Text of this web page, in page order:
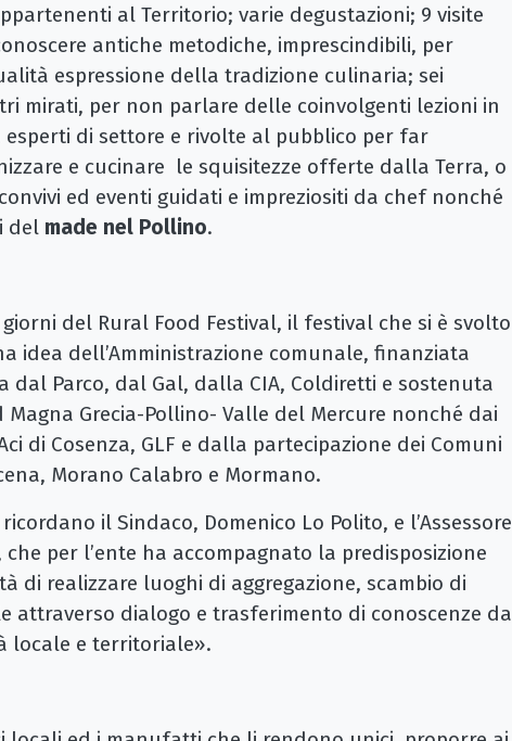
al Territorio; varie degustazioni; 9 visite
antiche metodiche, imprescindibili, per
espressione della tradizione culinaria; sei
mirati, per non parlare delle coinvolgenti lezioni in
di settore e rivolte al pubblico per far
e cucinare le squisitezze offerte dalla Terra, o
ed eventi guidati e impreziositi da chef nonché
del made nel Pollino.
del Rural Food Festival, il festival che si è svolto
idea dell’Amministrazione comunale, finanziata
dal Parco, dal Gal, dalla CIA, Coldiretti e sostenuta
Grecia-Pollino- Valle del Mercure nonché dai
di Cosenza, GLF e dalla partecipazione dei Comuni
Morano Calabro e Mormano.
il Sindaco, Domenico Lo Polito, e l’Assessore
per l’ente ha accompagnato la predisposizione
di realizzare luoghi di aggregazione, scambio di
attraverso dialogo e trasferimento di conoscenze da
locale e territoriale».